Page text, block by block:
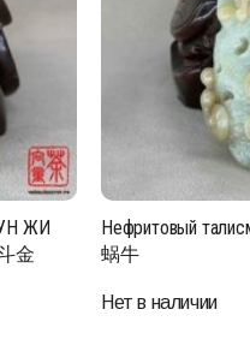
ЖИ
金
Нефритовый
蜗牛
Нет в наличии